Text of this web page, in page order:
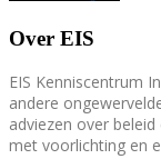
Over EIS
EIS Kenniscentrum
andere
adviezen over
met voorlichting en